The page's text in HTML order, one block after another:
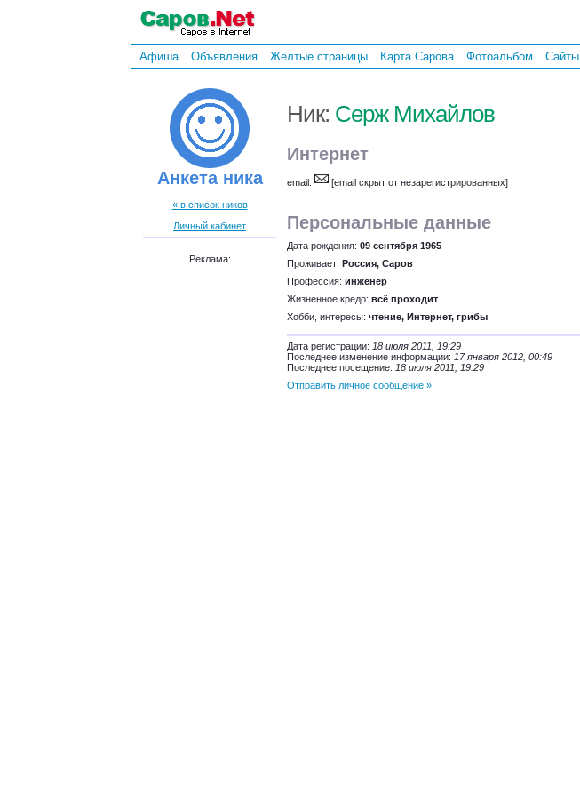
Афиша Объявления Желтые страницы Карта Сарова Фотоальбом Сайты
Анкета ника
« в список ников
Личный кабинет
Реклама:
Ник: Серж Михайлов
Интернет
email: [email скрыт от незарегистрированных]
Персональные данные
Дата рождения: 09 сентября 1965
Проживает: Россия, Саров
Профессия: инженер
Жизненное кредо: всё проходит
Хобби, интересы: чтение, Интернет, грибы
Дата регистрации: 18 июля 2011, 19:29
Последнее изменение информации: 17 января 2012, 00:49
Последнее посещение: 18 июля 2011, 19:29
Отправить личное сообщение »